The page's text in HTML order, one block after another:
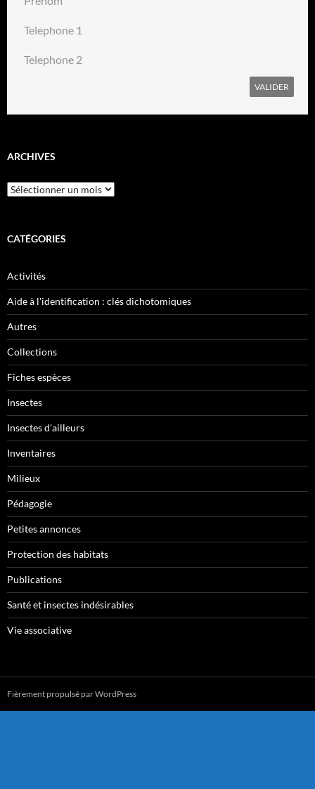
ARCHIVES
Archives
CATÉGORIES
Activités
Aide à l'identification : clés dichotomiques
Autres
Collections
Fiches espèces
Insectes
Insectes d'ailleurs
Inventaires
Milieux
Pédagogie
Petites annonces
Protection des habitats
Publications
Santé et insectes indésirables
Vie associative
Fièrement propulsé par WordPress